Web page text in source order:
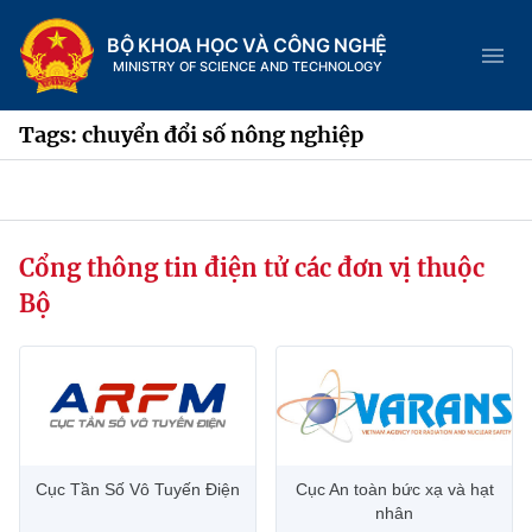
BỘ KHOA HỌC VÀ CÔNG NGHỆ
MINISTRY OF SCIENCE AND TECHNOLOGY
Trang chủ
Chức năng nhiệm vụ
Tin tức sự kiện
Hệ thống văn bản
Tags: chuyển đổi số nông nghiệp
Cổng thông tin điện tử các đơn vị thuộc
Bộ
Cục Tần Số Vô Tuyến Điện
Cục An toàn bức xạ và hạt
nhân